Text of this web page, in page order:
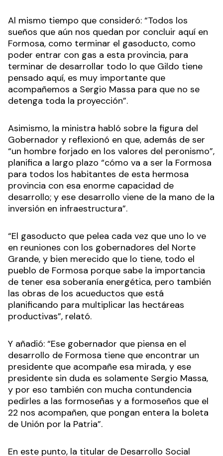
Al mismo tiempo que consideró: “Todos los
sueños que aún nos quedan por concluir aquí en
Formosa, como terminar el gasoducto, como
poder entrar con gas a esta provincia, para
terminar de desarrollar todo lo que Gildo tiene
pensado aquí, es muy importante que
acompañemos a Sergio Massa para que no se
detenga toda la proyección”.
Asimismo, la ministra habló sobre la figura del
Gobernador y reflexionó en que, además de ser
“un hombre forjado en los valores del peronismo”,
planifica a largo plazo “cómo va a ser la Formosa
para todos los habitantes de esta hermosa
provincia con esa enorme capacidad de
desarrollo; y ese desarrollo viene de la mano de la
inversión en infraestructura”.
“El gasoducto que pelea cada vez que uno lo ve
en reuniones con los gobernadores del Norte
Grande, y bien merecido que lo tiene, todo el
pueblo de Formosa porque sabe la importancia
de tener esa soberanía energética, pero también
las obras de los acueductos que está
planificando para multiplicar las hectáreas
productivas”, relató.
Y añadió: “Ese gobernador que piensa en el
desarrollo de Formosa tiene que encontrar un
presidente que acompañe esa mirada, y ese
presidente sin duda es solamente Sergio Massa,
y por eso también con mucha contundencia
pedirles a las formoseñas y a formoseños que el
22 nos acompañen, que pongan entera la boleta
de Unión por la Patria”.
En este punto, la titular de Desarrollo Social